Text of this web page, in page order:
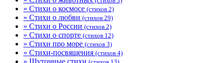
» Стихи о космосе (стихов 2)
» Стихи о любви (стихов 29)
» Стихи о России (стихов 2)
» Стихи о спорте (стихов 12)
» Стихи про море (стихов 3)
» Стихи-посвящения (стихов 4)
» Шуточные стихи